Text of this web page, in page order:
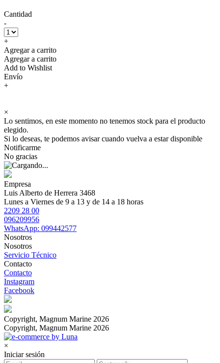
Cantidad
-
+
Agregar a carrito
Agregar a carrito
Add to Wishlist
Envío
+
×
Lo sentimos, en este momento no tenemos stock para el producto
elegido.
Si lo deseas, te podemos avisar cuando vuelva a estar disponible
Notificarme
No gracias
Empresa
Luis Alberto de Herrera 3468
Lunes a Viernes de 9 a 13 y de 14 a 18 horas
2209 28 00
096209956
WhatsApp: 099442577
Nosotros
Nosotros
Servicio Técnico
Contacto
Contacto
Instagram
Facebook
Copyright, Magnum Marine 2026
Copyright, Magnum Marine 2026
×
Iniciar sesión